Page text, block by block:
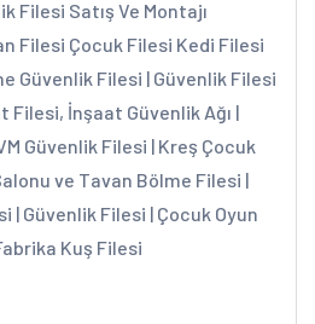
Filesi Satış Ve Montajı
Filesi Çocuk Filesi Kedi Filesi
Güvenlik Filesi | Güvenlik Filesi
Filesi, İnşaat Güvenlik Ağı |
Güvenlik Filesi | Kreş Çocuk
ve Tavan Bölme Filesi |
| Güvenlik Filesi | Çocuk Oyun
Kuş Filesi